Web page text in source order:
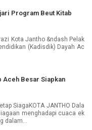
Program Beut Kitab
Kota Jantho &ndash Pelak
(Kadisdik) Dayah Ac
Aceh Besar Siapkan
SiagaKOTA JANTHO Dala
menghadapi cuaca ek
dalam...